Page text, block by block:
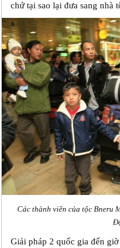
chứ tại sao lại đưa sang nhà
Các thành viên của tộc Bneru
Giải pháp 2 quốc gia đến